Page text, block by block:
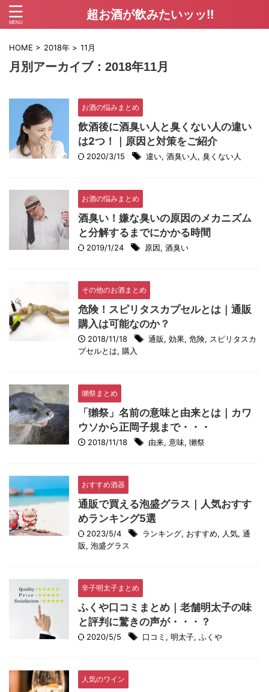
超お酒が飲みたいッッ!!
HOME > 2018年 > 11月
月別アーカイブ：2018年11月
お酒の悩みまとめ
飲酒後に酒臭い人と臭くない人の違い
は2つ！｜原因と対策をご紹介
2020/3/15 違い, 酒臭い人 , 臭くない人
お酒の悩みまとめ
酒臭い！嫌な臭いの原因のメカニズム
と分解するまでにかかる時間
2019/1/24 原因, 酒臭い
その他のお酒まとめ
危険！スピリタスカプセルとは｜通販
購入は可能なのか？
2018/11/18 通販, 効果, 危険, スピリタスカ
プセルとは, 購入
獺祭まとめ
「獺祭」名前の意味と由来とは｜カワ
ウソから正岡子規まで・・・
2018/11/18 由来, 意味, 獺祭
おすすめ酒器
通販で買える泡盛グラス｜人気おすす
めランキング5選
2023/5/4 ランキング, おすすめ, 人気, 通
販, 泡盛グラス
辛子明太子まとめ
ふくや口コミまとめ｜老舗明太子の味
と評判に驚きの声が・・・？
2020/5/5 口コミ , 明太子, ふくや
人気のワイン